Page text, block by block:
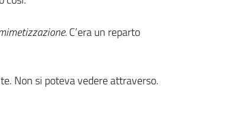
C’era un reparto
Non si poteva vedere attraverso.